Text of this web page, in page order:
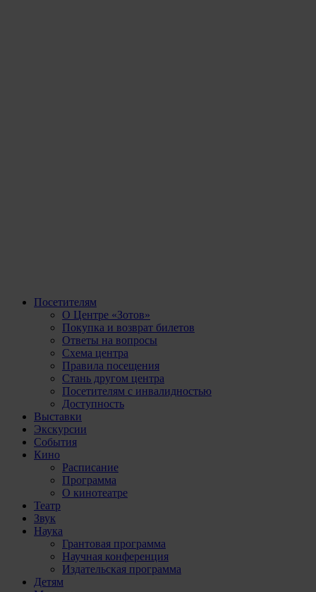
Посетителям
О Центре «Зотов»
Покупка и возврат билетов
Ответы на вопросы
Схема центра
Правила посещения
Стань другом центра
Посетителям с инвалидностью
Доступность
Выставки
Экскурсии
События
Кино
Расписание
Программа
О кинотеатре
Театр
Звук
Наука
Грантовая программа
Научная конференция
Издательская программа
Детям